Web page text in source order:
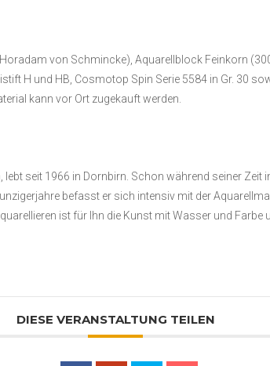
von Schmincke), Aquarellblock Feinkorn
H und HB, Cosmotop Spin Serie 5584 in Gr. 30
kann vor Ort zugekauft werden.
lebt seit 1966 in Dornbirn. Schon während seiner
befasst er sich intensiv mit der
ist für Ihn die Kunst mit Wasser und Farbe
DIESE VERANSTALTUNG TEILEN